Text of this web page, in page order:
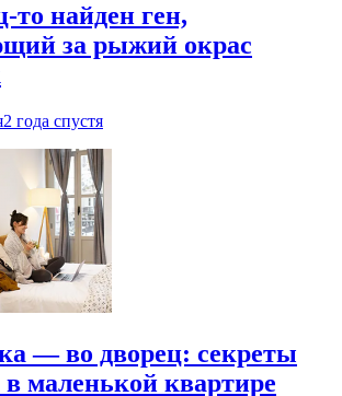
то найден ген,
за рыжий окрас
2 года спустя
— во дворец: секреты
в маленькой квартире